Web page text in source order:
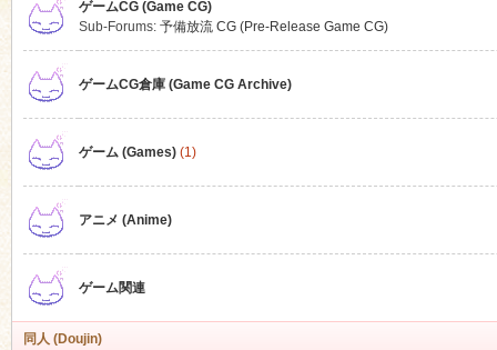
ゲームCG (Game CG)
Sub-Forums: 予備放流 CG (Pre-Release Game CG)
ゲームCG倉庫 (Game CG Archive)
ゲーム (Games)(1)
アニメ (Anime)
ゲーム関連
同人 (Doujin)